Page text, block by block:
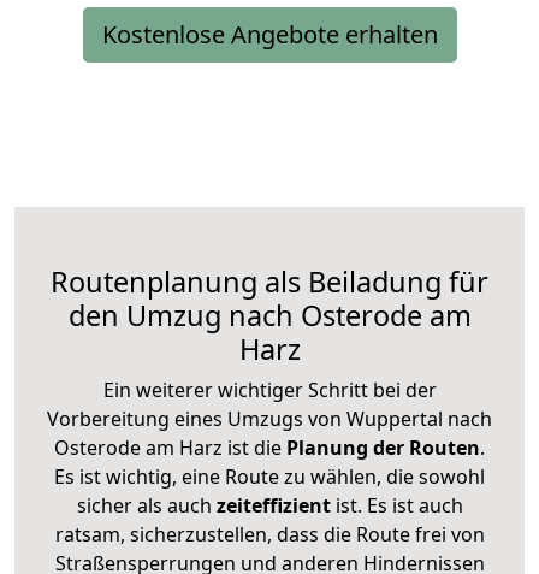
Kostenlose Angebote erhalten
Routenplanung als Beiladung für
den Umzug nach Osterode am
Harz
Ein weiterer wichtiger Schritt bei der
Vorbereitung eines Umzugs von Wuppertal nach
Osterode am Harz ist die Planung der Routen.
Es ist wichtig, eine Route zu wählen, die sowohl
sicher als auch zeiteffizientist. Es ist auch
ratsam, sicherzustellen, dass die Route frei von
Straßensperrungen und anderen Hindernissen